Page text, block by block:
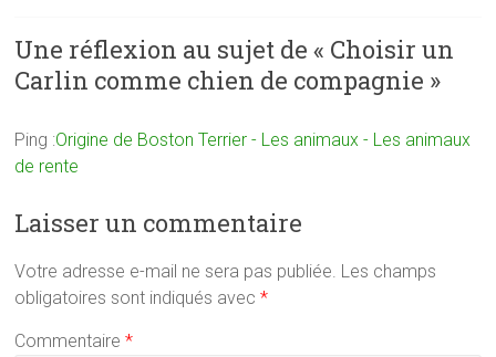
Une réflexion au sujet de « Choisir un
Carlin comme chien de compagnie »
Ping :Origine de Boston Terrier - Les animaux - Les animaux
de rente
Laisser un commentaire
Votre adresse e-mail ne sera pas publiée. Les champs
obligatoires sont indiqués avec*
Commentaire*